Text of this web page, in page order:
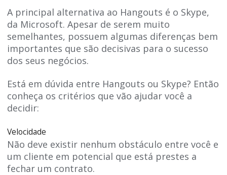
A principal alternativa ao Hangouts é o Skype,
da Microsoft. Apesar de serem muito
semelhantes, possuem algumas diferenças bem
importantes que são decisivas para o sucesso
dos seus negócios.
Está em dúvida entre Hangouts ou Skype? Então
conheça os critérios que vão ajudar você a
decidir:
Velocidade
Não deve existir nenhum obstáculo entre você e
um cliente em potencial que está prestes a
fechar um contrato.